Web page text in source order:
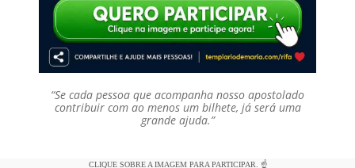
“Se cada pessoa que acompanha nosso apostolado
contribuir com ao menos um bilhete, já será uma
grande ajuda.”
CLIQUE SOBRE A IMAGEM PARA PARTICIPAR. ☝️